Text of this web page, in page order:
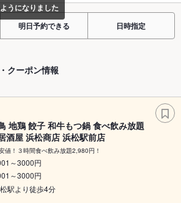
明日予約できる 日時指定
クーポン情報
地鶏 餃子 和牛もつ鍋 食べ飲み放題
酒屋 浜松商店 浜松駅前店
値！３時間食べ飲み放題2,980円！
～3000円
～3000円
駅より徒歩4分